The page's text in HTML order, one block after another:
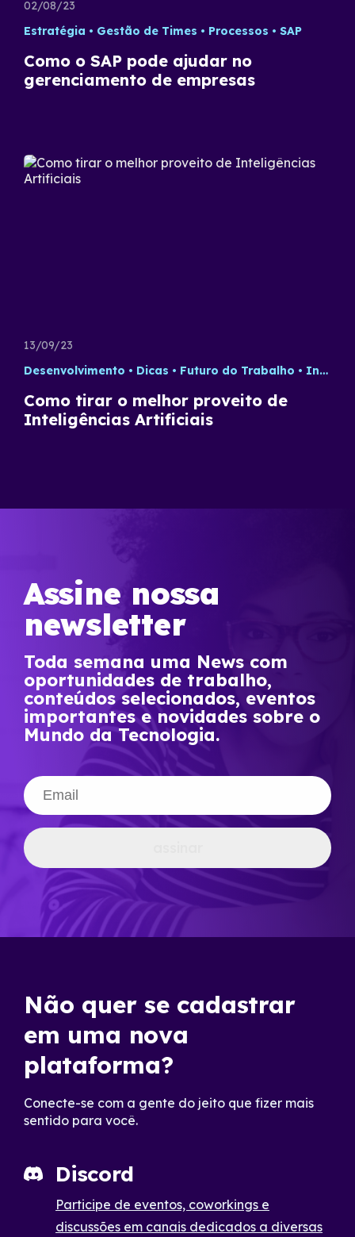
02/08/23
Estratégia
Gestão de Times Processos SAP
Como o SAP pode ajudar no
gerenciamento de empresas
13/09/23
Desenvolvimento
Dicas Futuro do Trabalho Inteligência Artificial
Como tirar o melhor proveito de
Inteligências Artificiais
Assine nossa
newsletter
Toda semana uma News com
oportunidades de trabalho,
conteúdos selecionados, eventos
importantes e novidades sobre o
Mundo da Tecnologia.
Não quer se cadastrar
em uma nova
plataforma?
Conecte-se com a gente do jeito que fizer mais
sentido para você.
Discord
Participe de eventos, coworkings e
discussões em canais dedicados a diversas